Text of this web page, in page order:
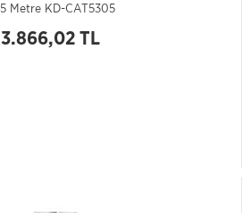
Metre KD-CAT5305
3.866,02 TL